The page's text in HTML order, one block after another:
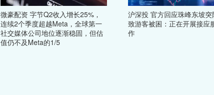
微豪配资 字节Q2收入增长25%，
连续2个季度超越Meta，全球第一
社交媒体公司地位逐渐稳固，但估
值仍不及Meta的1/5
沪深投 官方回应珠峰东坡
致游客被困：正在开展接应
作